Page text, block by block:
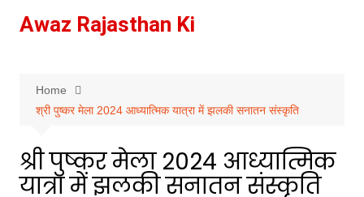
Awaz Rajasthan Ki
Home
श्री पुष्कर मेला 2024 आध्यात्मिक यात्रा में झलकी सनातन संस्कृति
श्री पुष्कर मेला 2024 आध्यात्मिक
यात्रा में झलकी सनातन संस्कृति